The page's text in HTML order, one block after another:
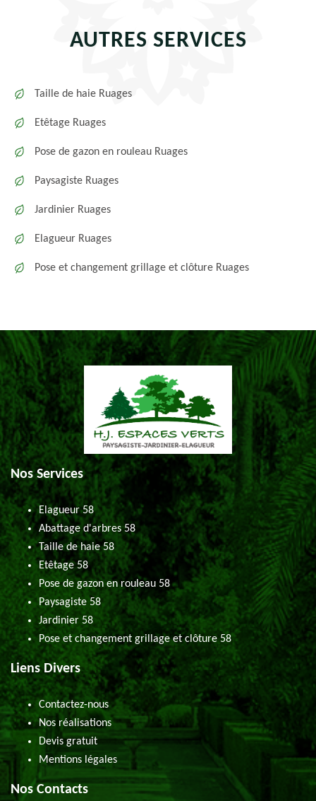
AUTRES SERVICES
Taille de haie Ruages
Etêtage Ruages
Pose de gazon en rouleau Ruages
Paysagiste Ruages
Jardinier Ruages
Elagueur Ruages
Pose et changement grillage et clôture Ruages
Nos Services
Elagueur 58
Abattage d'arbres 58
Taille de haie 58
Etêtage 58
Pose de gazon en rouleau 58
Paysagiste 58
Jardinier 58
Pose et changement grillage et clôture 58
Liens Divers
Contactez-nous
Nos réalisations
Devis gratuit
Mentions légales
Nos Contacts